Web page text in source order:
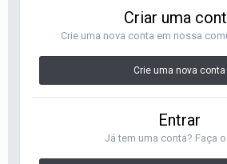
Criar uma
Crie uma nova conta em nossa
Crie uma nova conta
Entrar
Já tem uma conta? Faça o